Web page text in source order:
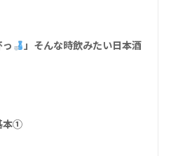
っ
」そんな時飲みたい日本酒
本①